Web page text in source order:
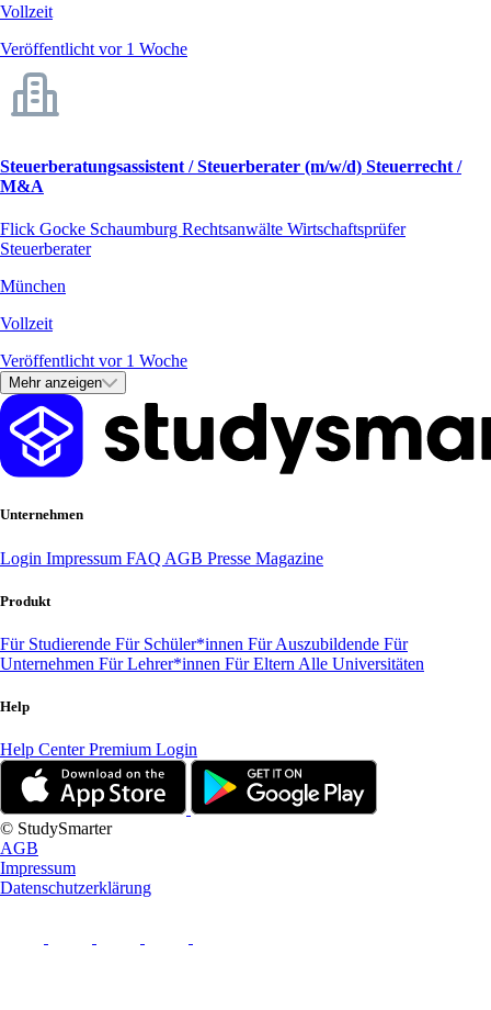
Vollzeit
Veröffentlicht vor 1 Woche
Steuerberatungsassistent / Steuerberater (m/w/d) Steuerrecht /
M&A
Flick Gocke Schaumburg Rechtsanwälte Wirtschaftsprüfer
Steuerberater
München
Vollzeit
Veröffentlicht vor 1 Woche
Mehr anzeigen
Unternehmen
Login Impressum FAQ AGB Presse Magazine
Produkt
Für Studierende Für Schüler*innen Für Auszubildende Für
Unternehmen Für Lehrer*innen Für Eltern Alle Universitäten
Help
Help CenterPremium Login
© StudySmarter
AGB
Impressum
Datenschutzerklärung